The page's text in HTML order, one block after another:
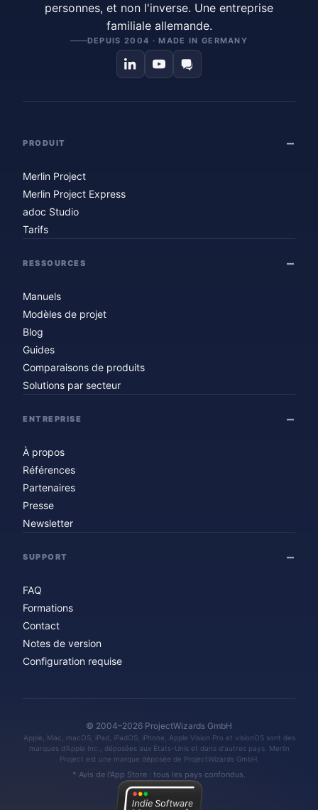
personnes, et non l'inverse. Une entreprise
familiale allemande.
DEPUIS 2004 · MADE IN GERMANY
PRODUIT
Merlin Project
Merlin Project Express
adoc Studio
Tarifs
RESSOURCES
Manuels
Modèles de projet
Blog
Guides
Comparaisons de produits
Solutions par secteur
ENTREPRISE
À propos
Références
Partenaires
Presse
Newsletter
SUPPORT
FAQ
Formations
Contact
Notes de version
Configuration requise
© 2004–2026 ProjectWizards GmbH
Apple, Mac, macOS, iPad, iPadOS, iPhone, Apple Vision Pro et visionOS sont des
marques d'Apple Inc., déposées aux États-Unis et dans d'autres pays. Merlin
Project est une marque déposée de ProjectWizards GmbH.
* Avis de l'App Store : tous les pays confondus.